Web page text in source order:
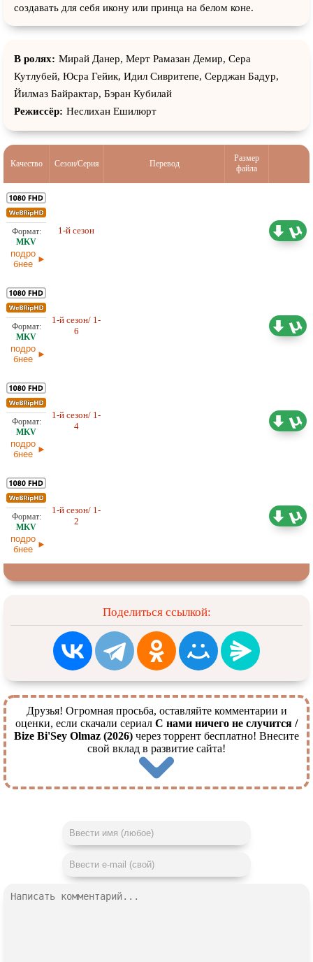
создавать для себя икону или принца на белом коне.
В ролях: Мирай Данер, Мерт Рамазан Демир, Сера
Кутлубей, Юсра Гейик, Идил Сивритепе, Серджан Бадур,
Йилмаз Байрактар, Бэран Кубилай
Режиссёр: Неслихан Ешилюрт
Качество Сезон/Серия Перевод
Размер
файла
подро
бнее
1-й сезон
подро
бнее
1-й сезон/ 1-
6
подро
бнее
1-й сезон/ 1-
4
подро
бнее
1-й сезон/ 1-
2
Поделиться ссылкой:
Друзья! Огромная просьба, оставляйте комментарии и
оценки, если скачали сериал С нами ничего не случится /
Bize Bi'Sey Olmaz (2026) через торрент бесплатно! Внесите
свой вклад в развитие сайта!